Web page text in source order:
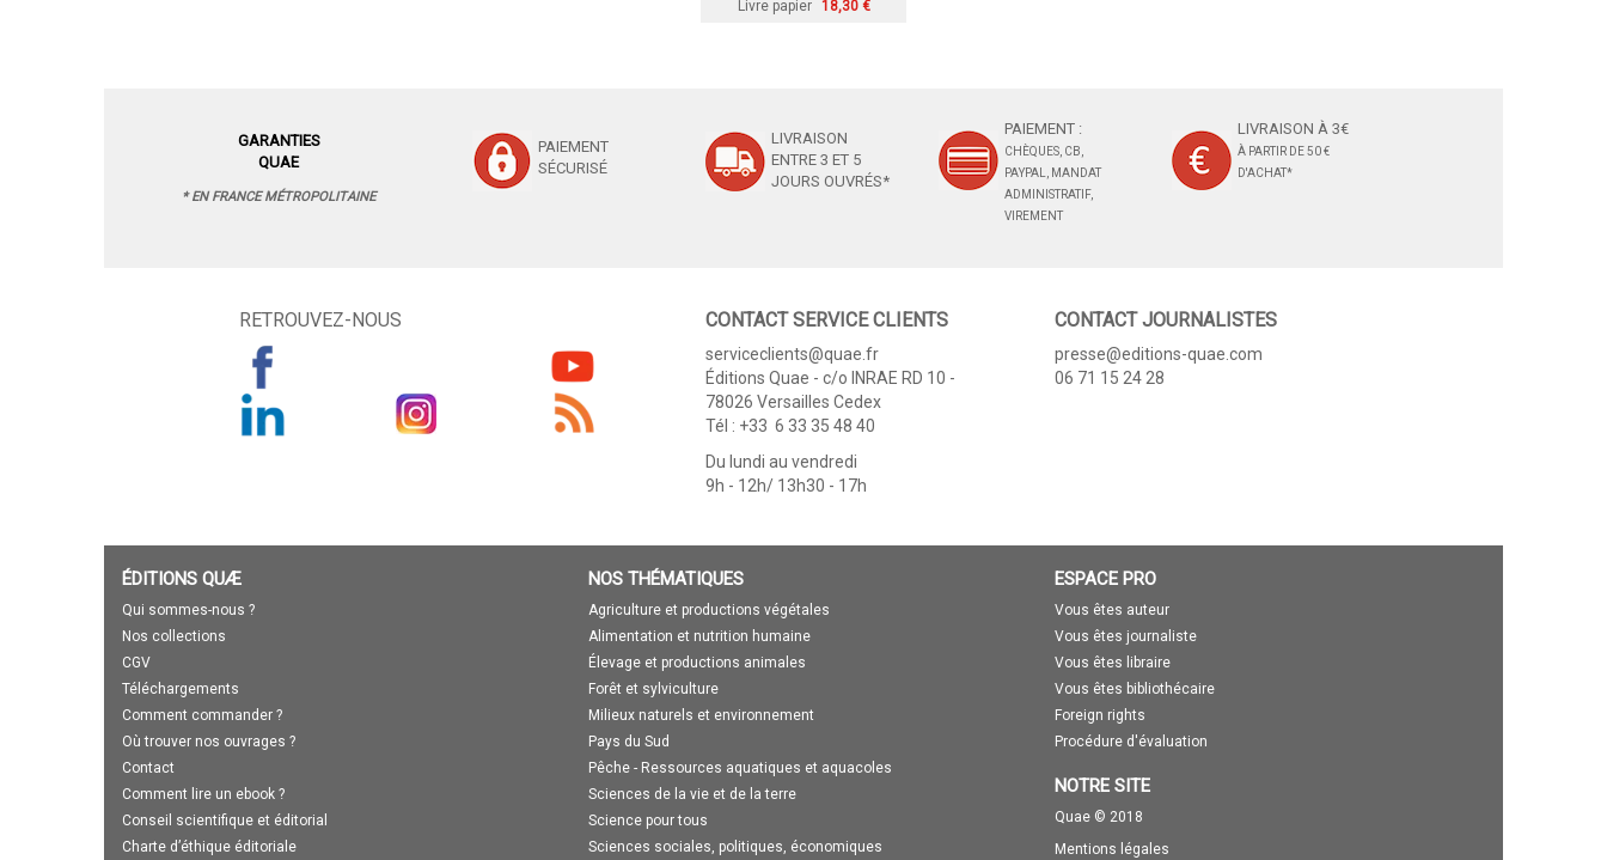
Livre papier 18,30 €
GARANTIES
QUAE
* EN FRANCE MÉTROPOLITAINE
PAIEMENT
SÉCURISÉ
LIVRAISON
ENTRE 3 ET 5
JOURS OUVRÉS*
PAIEMENT :
CHÈQUES, CB,
PAYPAL, MANDAT
ADMINISTRATIF,
VIREMENT
LIVRAISON À 3€
À PARTIR DE 50 €
D'ACHAT*
RETROUVEZ-NOUS CONTACT SERVICE CLIENTS
serviceclients@quae.fr
Éditions Quae - c/o INRAE RD 10 -
78026 Versailles Cedex
Tél : +33 6 33 35 48 40
Du lundi au vendredi
9h - 12h/ 13h30 - 17h
CONTACT JOURNALISTES
presse@editions-quae.com
06 71 15 24 28
ÉDITIONS QUÆ
Qui sommes-nous ?
Nos collections
CGV
Téléchargements
Comment commander ?
Où trouver nos ouvrages ?
Contact
Comment lire un ebook ?
Conseil scientifique et éditorial
Charte d’éthique éditoriale
NOS THÉMATIQUES
Agriculture et productions végétales
Alimentation et nutrition humaine
Élevage et productions animales
Forêt et sylviculture
Milieux naturels et environnement
Pays du Sud
Pêche - Ressources aquatiques et aquacoles
Sciences de la vie et de la terre
Science pour tous
Sciences sociales, politiques, économiques
ESPACE PRO
Vous êtes auteur
Vous êtes journaliste
Vous êtes libraire
Vous êtes bibliothécaire
Foreign rights
Procédure d'évaluation
NOTRE SITE
Quae © 2018
Mentions légales